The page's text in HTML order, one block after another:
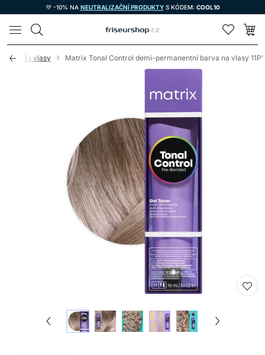
💜 -10% NA NEUTRALIZAČNÍ PRODUKTYS KÓDEM: COOL10
LOMAX
na vlasy Matrix Tonal Control demi-permanentní barva na vlasy